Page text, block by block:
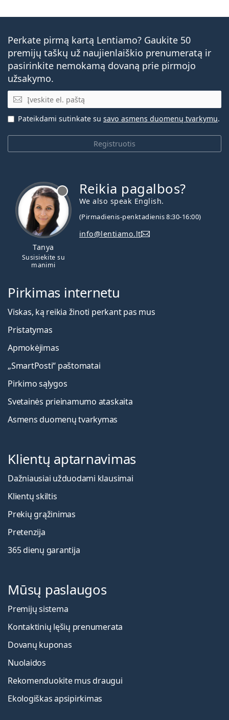
Perkate pirmą kartą Lentiamo? Gaukite 50
premijų taškų už naujienlaiškio prenumeratą ir
pasirinkite nemokamą dovaną prie pirmojo
užsakymo.
El. pašto adresas
Registruotis
Pateikdami sutinkate su savo asmens duomenų tvarkymu.
Tanya
Susisiekite su
manimi
Reikia pagalbos?
We also speak English.
(Pirmadienis-penktadienis 8:30-16:00)
info@lentiamo.lt
Pirkimas internetu
Viskas, ką reikia žinoti perkant pas mus
Pristatymas
Apmokėjimas
„SmartPosti“ paštomatai
Pirkimo sąlygos
Svetainės prieinamumo ataskaita
Asmens duomenų tvarkymas
Klientų aptarnavimas
Dažniausiai užduodami klausimai
Klientų skiltis
Prekių grąžinimas
Pretenzija
365 dienų garantija
Mūsų paslaugos
Premijų sistema
Kontaktinių lęšių prenumerata
Dovanų kuponas
Nuolaidos
Rekomenduokite mus draugui
Ekologiškas apsipirkimas